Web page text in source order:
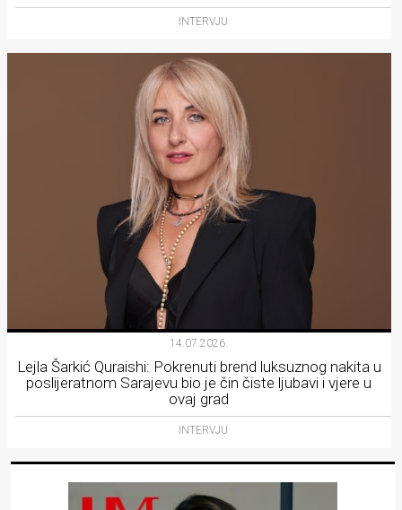
INTERVJU
14.07.2026.
Lejla Šarkić Quraishi: Pokrenuti brend luksuznog nakita u
poslijeratnom Sarajevu bio je čin čiste ljubavi i vjere u
ovaj grad
INTERVJU